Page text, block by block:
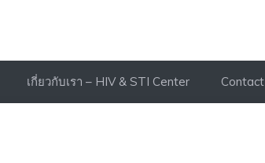
เกี่ยวกับเรา – HIV & STI Center Contact